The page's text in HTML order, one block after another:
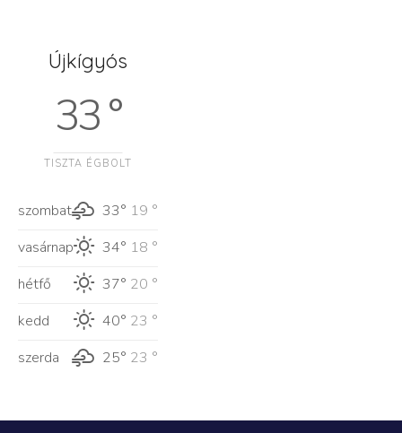
Újkígyós
33 °
TISZTA ÉGBOLT
szombat 33° 19 °
vasárnap
34° 18 °
hétfő
37° 20 °
kedd
40° 23 °
szerda
25° 23 °